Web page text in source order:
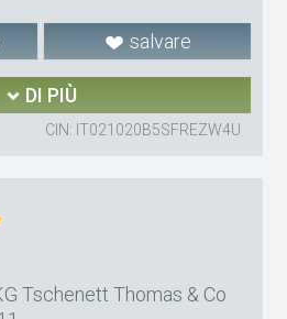
salvare
DI PIÙ
CIN: IT021020B5SFREZW4U
Tschenett Thomas & Co